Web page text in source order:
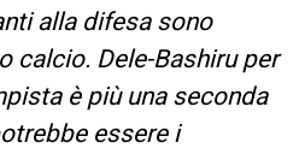
alla difesa sono
calcio. Dele-Bashiru per
è più una seconda
essere i